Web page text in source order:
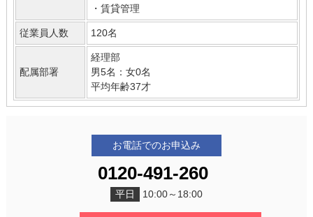
・賃貸管理
従業員人数 120名
配属部署
経理部
男5名：女0名
平均年齢37才
お電話でのお申込み
0120-491-260
平日 10:00～18:00